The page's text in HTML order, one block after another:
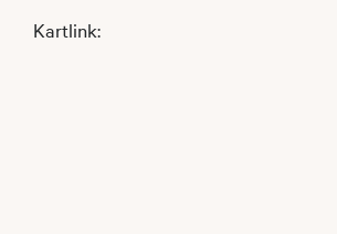
Kartlink: